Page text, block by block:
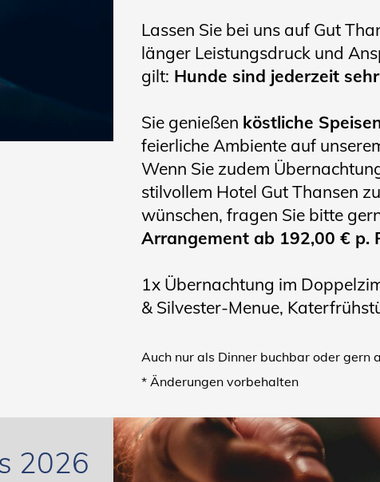
Lassen Sie bei uns auf Gut
länger Leistungsdruck und
gilt: Hunde sind jederzeit
Sie genießen köstliche
feierliche Ambiente auf
Wenn Sie zudem
stilvollem Hotel Gut Thansen
wünschen, fragen Sie bitte
Arrangement ab 192,00 € p.
1x Übernachtung im
& Silvester-Menue,
Auch nur als Dinner buchbar oder gern
* Änderungen vorbehalten
2026